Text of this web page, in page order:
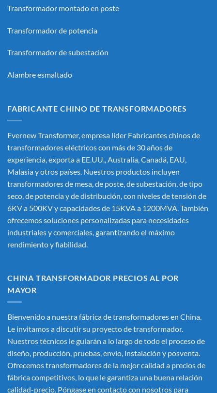
Transformador montado en poste
Transformador de potencia
Transformador de subestación
Alambre esmaltado
FABRICANTE CHINO DE TRANSFORMADORES
Evernew Transformer, empresa líder Fabricantes chinos de
transformadores eléctricoscon más de 30 años de
experiencia, exporta a EE.UU., Australia, Canadá, EAU,
Malasia y otros países. Nuestros productos incluyen
transformadores de mesa, de poste, de subestación, de tipo
seco, de potencia y de distribución, con niveles de tensión de
6KV a 500KV y capacidades de 15KVA a 1200MVA. También
ofrecemos soluciones personalizadas para necesidades
industriales y comerciales, garantizando el máximo
rendimiento y fiabilidad.
CHINA TRANSFORMADOR PRECIOS AL POR
MAYOR
Bienvenido a nuestra fábrica de transformadores en China.
Le invitamos a discutir su proyecto de transformador.
Nuestros técnicos le guiarán a lo largo de todo el proceso de
diseño, producción, pruebas, envío, instalación y posventa.
Ofrecemos transformadores de la mejor calidad a precios de
fábrica competitivos, lo que le garantiza una buena relación
calidad-precio. Póngase en contacto con nosotros para